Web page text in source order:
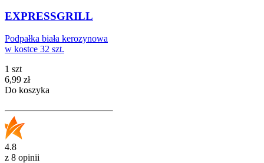
EXPRESSGRILL
Podpałka biała kerozynowa
w kostce 32 szt.
1 szt
Cena
6,99 zł
Do koszyka
4.8
z 8 opinii